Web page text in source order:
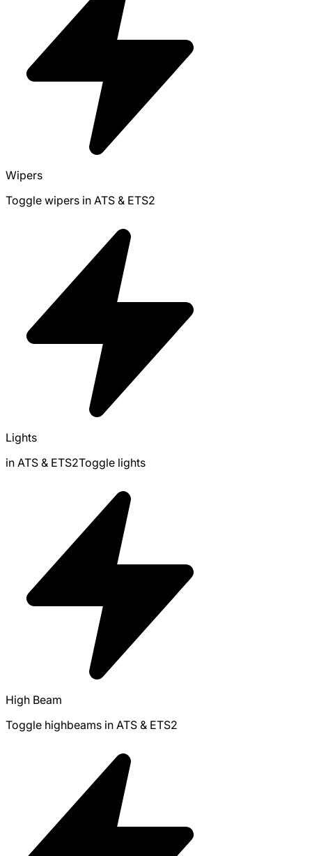
Wipers
Toggle wipers in ATS & ETS2
Lights
in ATS & ETS2Toggle lights
High Beam
Toggle highbeams in ATS & ETS2